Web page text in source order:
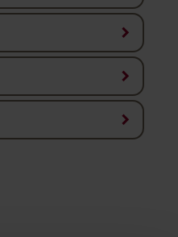
keyboard_arrow_right
keyboard_arrow_right
keyboard_arrow_right